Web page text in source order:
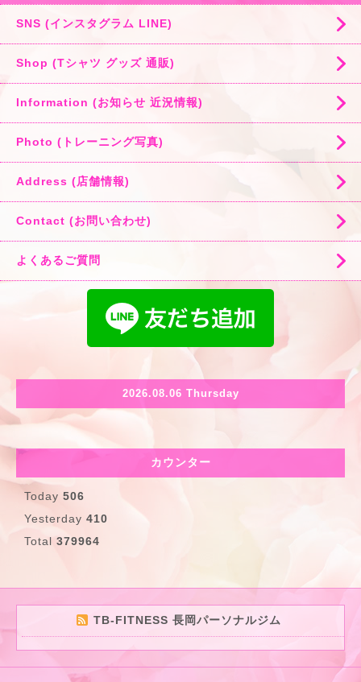
SNS (インスタグラム LINE)
Shop (Tシャツ グッズ 通販)
Information (お知らせ 近況情報)
Photo (トレーニング写真)
Address (店舗情報)
Contact (お問い合わせ)
よくあるご質問
2026.08.06 Thursday
カウンター
Today 506
Yesterday 410
Total 379964
TB-FITNESS 長岡パーソナルジム